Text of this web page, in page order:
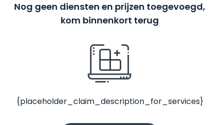
Nog geen diensten en prijzen toegevoegd,
kom binnenkort terug
{placeholder_claim_description_for_services}